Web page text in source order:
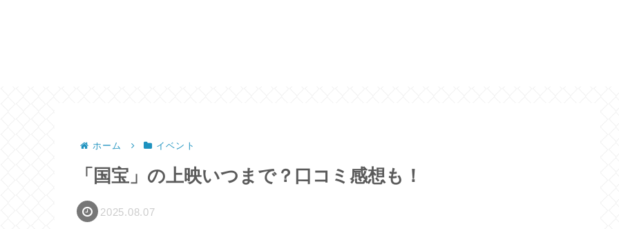
ホーム イベント
「国宝」の上映いつまで？口コミ感想も！
2025.08.07